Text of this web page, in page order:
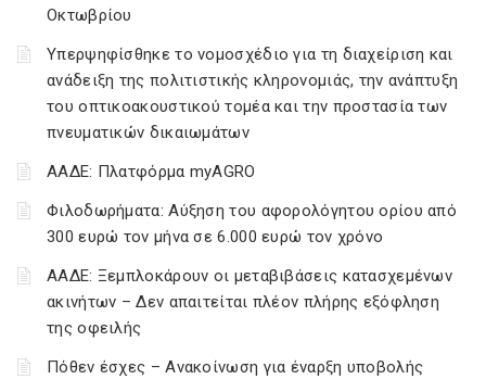
Οκτωβρίου
Υπερψηφίσθηκε το νομοσχέδιο για τη διαχείριση και
ανάδειξη της πολιτιστικής κληρονομιάς, την ανάπτυξη
του οπτικοακουστικού τομέα και την προστασία των
πνευματικών δικαιωμάτων
ΑΑΔΕ: Πλατφόρμα myAGRO
Φιλοδωρήματα: Αύξηση του αφορολόγητου ορίου από
300 ευρώ τον μήνα σε 6.000 ευρώ τον χρόνο
ΑΑΔΕ: Ξεμπλοκάρουν οι μεταβιβάσεις κατασχεμένων
ακινήτων – Δεν απαιτείται πλέον πλήρης εξόφληση
της οφειλής
Πόθεν έσχες – Ανακοίνωση για έναρξη υποβολής